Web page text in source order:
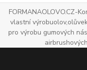
FORMANAOLOVO.CZ-
vlastní
pro výrobu gumových